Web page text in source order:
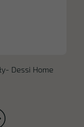
Dessi Home